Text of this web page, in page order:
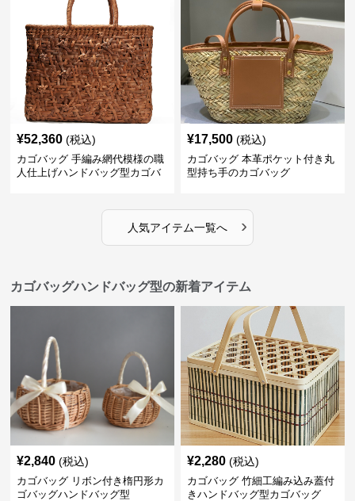
¥52,360 (税込)
カゴバッグ 手編み網代模様の職
人仕上げハンドバッグ型カゴバ
¥17,500 (税込)
カゴバッグ 本革ポケット付き丸
型持ち手のカゴバッグ
人気アイテム一覧へ ›
カゴバッグハンドバッグ型の新着アイテム
¥2,840 (税込)
カゴバッグ リボン付き楕円形カ
ゴバッグハンドバッグ型
¥2,280 (税込)
カゴバッグ 竹細工編み込み蓋付
きハンドバッグ型カゴバッグ